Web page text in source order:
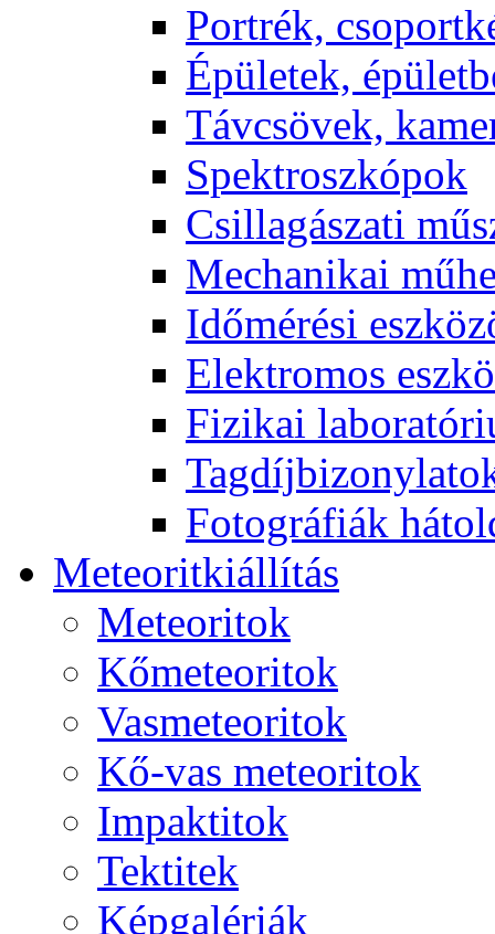
Port­rék,
Épü­le­tek,
Táv­csö­vek,
Spekt­rosz­kó­pok
Csil­la­gá­sza­ti
Me­cha­ni­kai
Idő­mé­ré­si
Elekt­ro­mos
Fi­zi­kai
Fo­tog­rá­fi­ák
Me­te­o­rit­ki­ál­lí­tás
Me­te­o­ri­tok
Kő­me­te­o­ri­tok
Vas­me­te­o­ri­tok
Kő-vas me­te­o­ri­tok
Imp­ak­ti­tok
Tek­ti­tek
Kép­ga­lé­ri­ák